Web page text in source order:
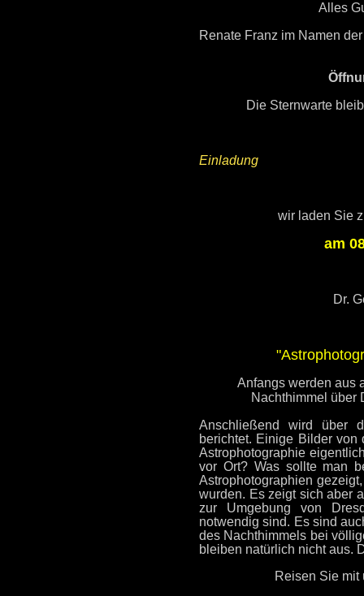
Alles
Renate Franz im Namen
Die Sternwarte
Einladung
wir laden Sie
am
Dr.
Anfangs werden aus
Nachthimmel über
Anschließend wird über
berichtet. Einige Bilder von
Astrophotographie
vor Ort? Was sollte man
Astrophotographien
wurden. Es zeigt sich aber
zur Umgebung von
notwendig sind. Es sind
des Nachthimmels bei
bleiben natürlich nicht aus.
Reisen Sie mit